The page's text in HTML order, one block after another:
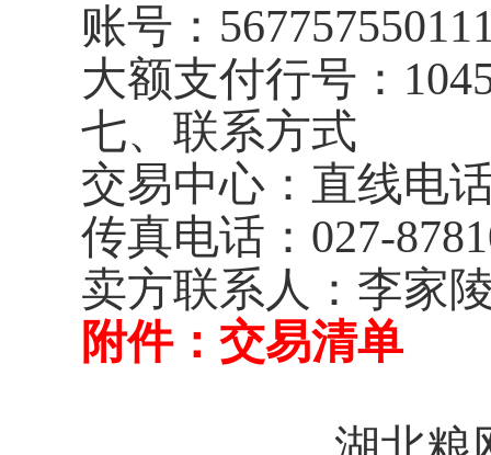
账号：
大额支付行号：
七、联系方式
交易中心：直线电
传真电话： 027-
卖方联系人：李家
附件：交易清单